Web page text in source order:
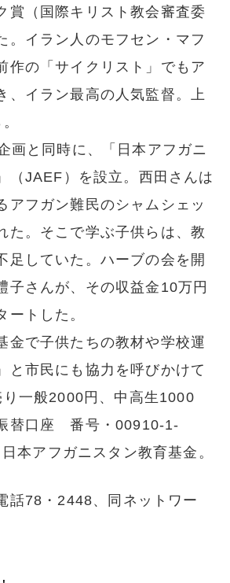
賞（国際キリスト教会審査委
。イラン人のモフセン・マフ
作の「サイクリスト」でもア
、イラン最高の人気監督。上
画と同時に、「日本アフガニ
（JAEF）を設立。西田さんは
アフガン難民のシャムシェッ
た。そこで学ぶ子供らは、教
足していた。ハーブの会を開
子さんが、その収益金10万円
ートした。
で子供たちの教材や学校運
と市民にも協力を呼びかけて
一般2000円、中高生1000
替口座 番号・00910-1-
本アフガニスタン教育基金。
話78・2448、同ネットワー